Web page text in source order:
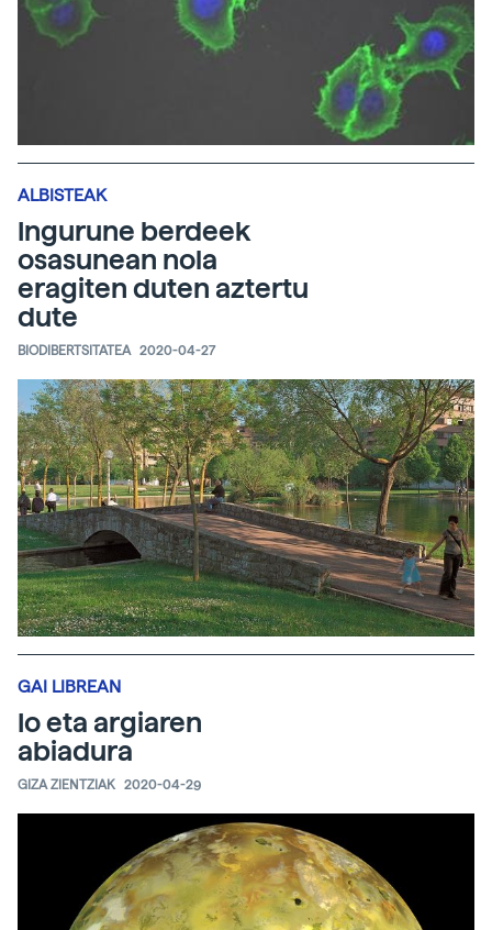
ALBISTEAK
Ingurune berdeek
osasunean nola
eragiten duten aztertu
dute
BIODIBERTSITATEA 2020-04-27
GAI LIBREAN
Io eta argiaren
abiadura
GIZA ZIENTZIAK 2020-04-29